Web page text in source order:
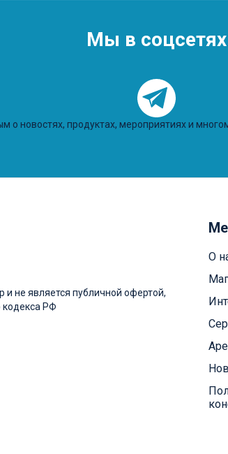
Мы в соцсетях
о новостях, продуктах, мероприятиях и
не является публичной офертой,
кодекса РФ
О